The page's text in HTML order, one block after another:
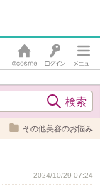
その他美容のお悩み
2024/10/29 07:24